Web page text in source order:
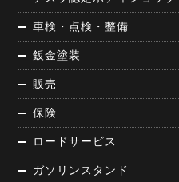
車検・点検・整備
鈑金塗装
販売
保険
ロードサービス
ガソリンスタンド